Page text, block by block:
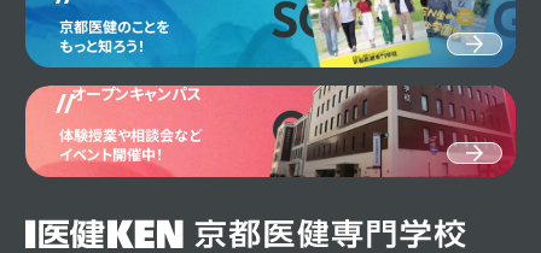
SCHOOL
京都医健のことを
もっと知ろう！
OPEN
オープンキャンパス
体験授業や相談会など
イベント開催中！